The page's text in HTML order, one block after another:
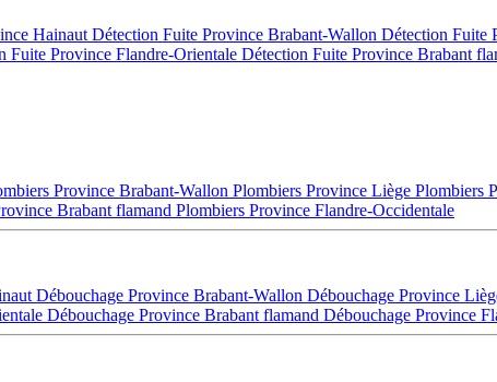
Hainaut Détection Fuite Province Brabant-Wallon Détection Fuite
Fuite Province Flandre-Orientale Détection Fuite Province Brabant
Province Brabant-Wallon Plombiers Province Liège Plombiers
Brabant flamand Plombiers Province Flandre-Occidentale
Débouchage Province Brabant-Wallon Débouchage Province
Débouchage Province Brabant flamand Débouchage Province